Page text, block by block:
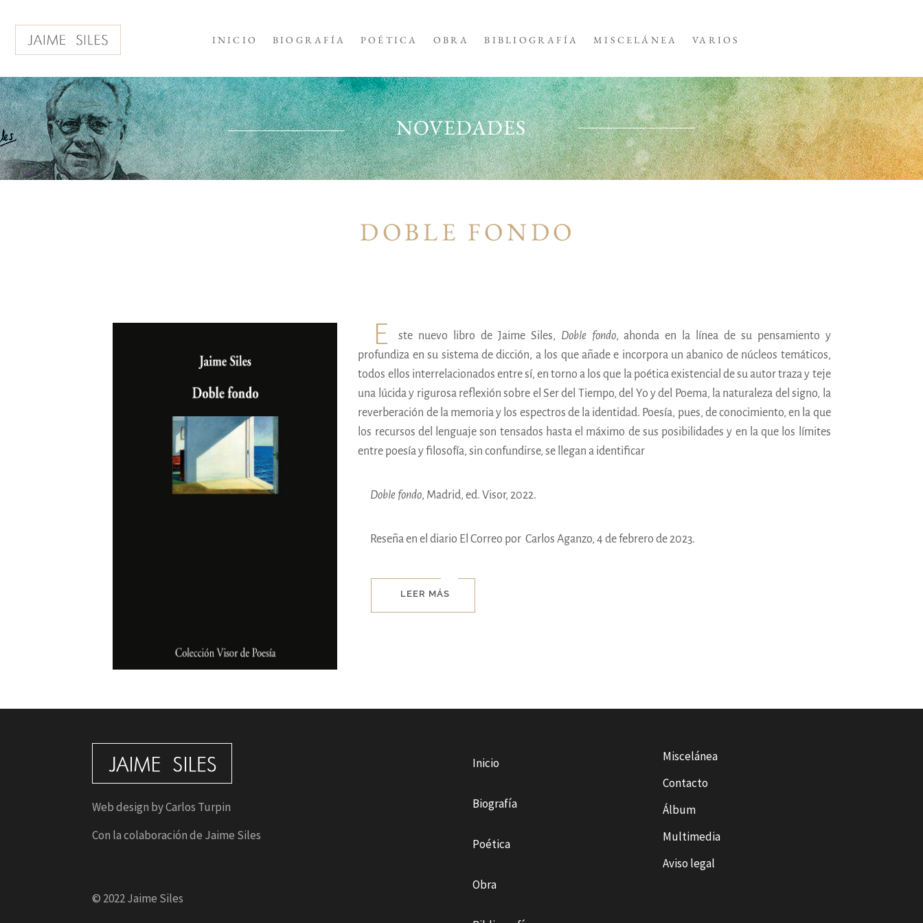
INICIO BIOGRAFÍA POÉTICA OBRA BIBLIOGRAFÍA MISCELÁNEA VARIOS
NOVEDADES
DOBLE FONDO
E ste nuevo libro de Jaime Siles, Doble fondo, ahonda en la línea de su pensamiento y
profundiza en su sistema de dicción, a los que añade e incorpora un abanico de núcleos temáticos,
todos ellos interrelacionados entre sí, en torno a los que la poética existencial de su autor traza y teje
una lúcida y rigurosa reflexión sobre el Ser del Tiempo, del Yo y del Poema, la naturaleza del signo, la
reverberación de la memoria y los espectros de la identidad. Poesía, pues, de conocimiento, en la que
los recursos del lenguaje son tensados hasta el máximo de sus posibilidades y en la que los límites
entre poesía y filosofía, sin confundirse, se llegan a identificar
Doble fondo, Madrid, ed. Visor, 2022.
Reseña en el diario El Correo porCarlos Aganzo, 4 de febrero de 2023.
LEER MÁS
Web design by Carlos Turpin
Con la colaboración de Jaime Siles
© 2022 Jaime Siles
Inicio
Biografía
Poética
Obra
Miscelánea
Contacto
Álbum
Multimedia
Aviso legal